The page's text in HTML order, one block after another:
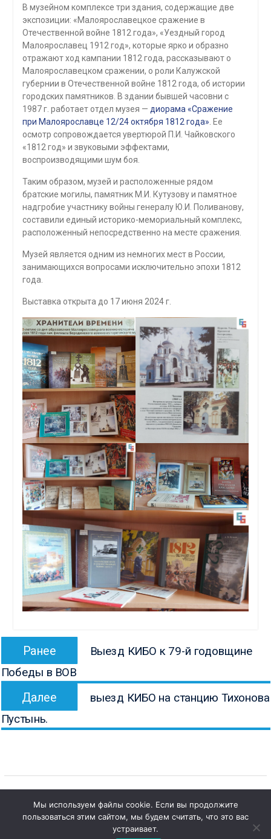
В музейном комплексе три здания, содержащие две
экспозиции: «Малоярославецкое сражение в
Отечественной войне 1812 года», «Уездный город
Малоярославец 1912 год», которые ярко и образно
отражают ход кампании 1812 года, рассказывают о
Малоярославецком сражении, о роли Калужской
губернии в Отечественной войне 1812 года, об истории
городских памятников. В здании бывшей часовни с
1987 г. работает отдел музея — диорама «Сражение
при Малоярославце 12/24 октября 1812 года» . Ее
осмотр сопровождается увертюрой П.И. Чайковского
«1812 год» и звуковыми эффектами,
воспроизводящими шум боя.
Таким образом, музей и расположенные рядом
братские могилы, памятник М.И. Кутузову и памятное
надгробие участнику войны генералу Ю.И. Поливанову,
составили единый историко-мемориальный комплекс,
расположенный непосредственно на месте сражения.
Музей является одним из немногих мест в России,
занимающихся вопросами исключительно эпохи 1812
года.
Выставка открыта до 17 июня 2024 г.
Навигация
записям
Ранее
запись:
Выезд КИБО к 79-й годовщине
Победы в ВОВ
Далее
запись:
выезд КИБО на станцию Тихонова
Пустынь.
Copyright © Все права защищены.
Мы используем файлы cookie. Если вы продолжите
пользоваться этим сайтом, мы будем считать, что это вас
устраивает.
1
Чат с